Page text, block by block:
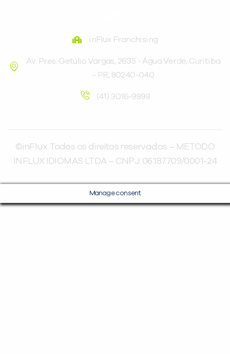
inFlux Franchising
Av. Pres. Getúlio Vargas, 2635 - Água Verde, Curitiba
- PR, 80240-040
(41) 3016-9898
©inFlux Todos os direitos reservados – METODO
INFLUX IDIOMAS LTDA – CNPJ: 06.187.709/0001-24
Manage consent